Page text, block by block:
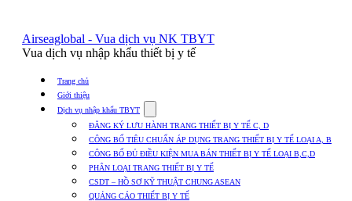
Airseaglobal - Vua dịch vụ NK TBYT
Vua dịch vụ nhập khẩu thiết bị y tế
Trang chủ
Giới thiệu
Dịch vụ nhập khẩu TBYT
submenu
for
Dịch
vụ
nhập
khẩu
TBYT
ĐĂNG KÝ LƯU HÀNH TRANG THIẾT BỊ Y TẾ C, D
CÔNG BỐ TIÊU CHUẨN ÁP DỤNG TRANG THIẾT BỊ Y TẾ LOẠI A, B
CÔNG BỐ ĐỦ ĐIỀU KIỆN MUA BÁN THIẾT BỊ Y TẾ LOẠI B,C,D
PHÂN LOẠI TRANG THIẾT BỊ Y TẾ
CSDT – HỒ SƠ KỸ THUẬT CHUNG ASEAN
QUẢNG CÁO THIẾT BỊ Y TẾ